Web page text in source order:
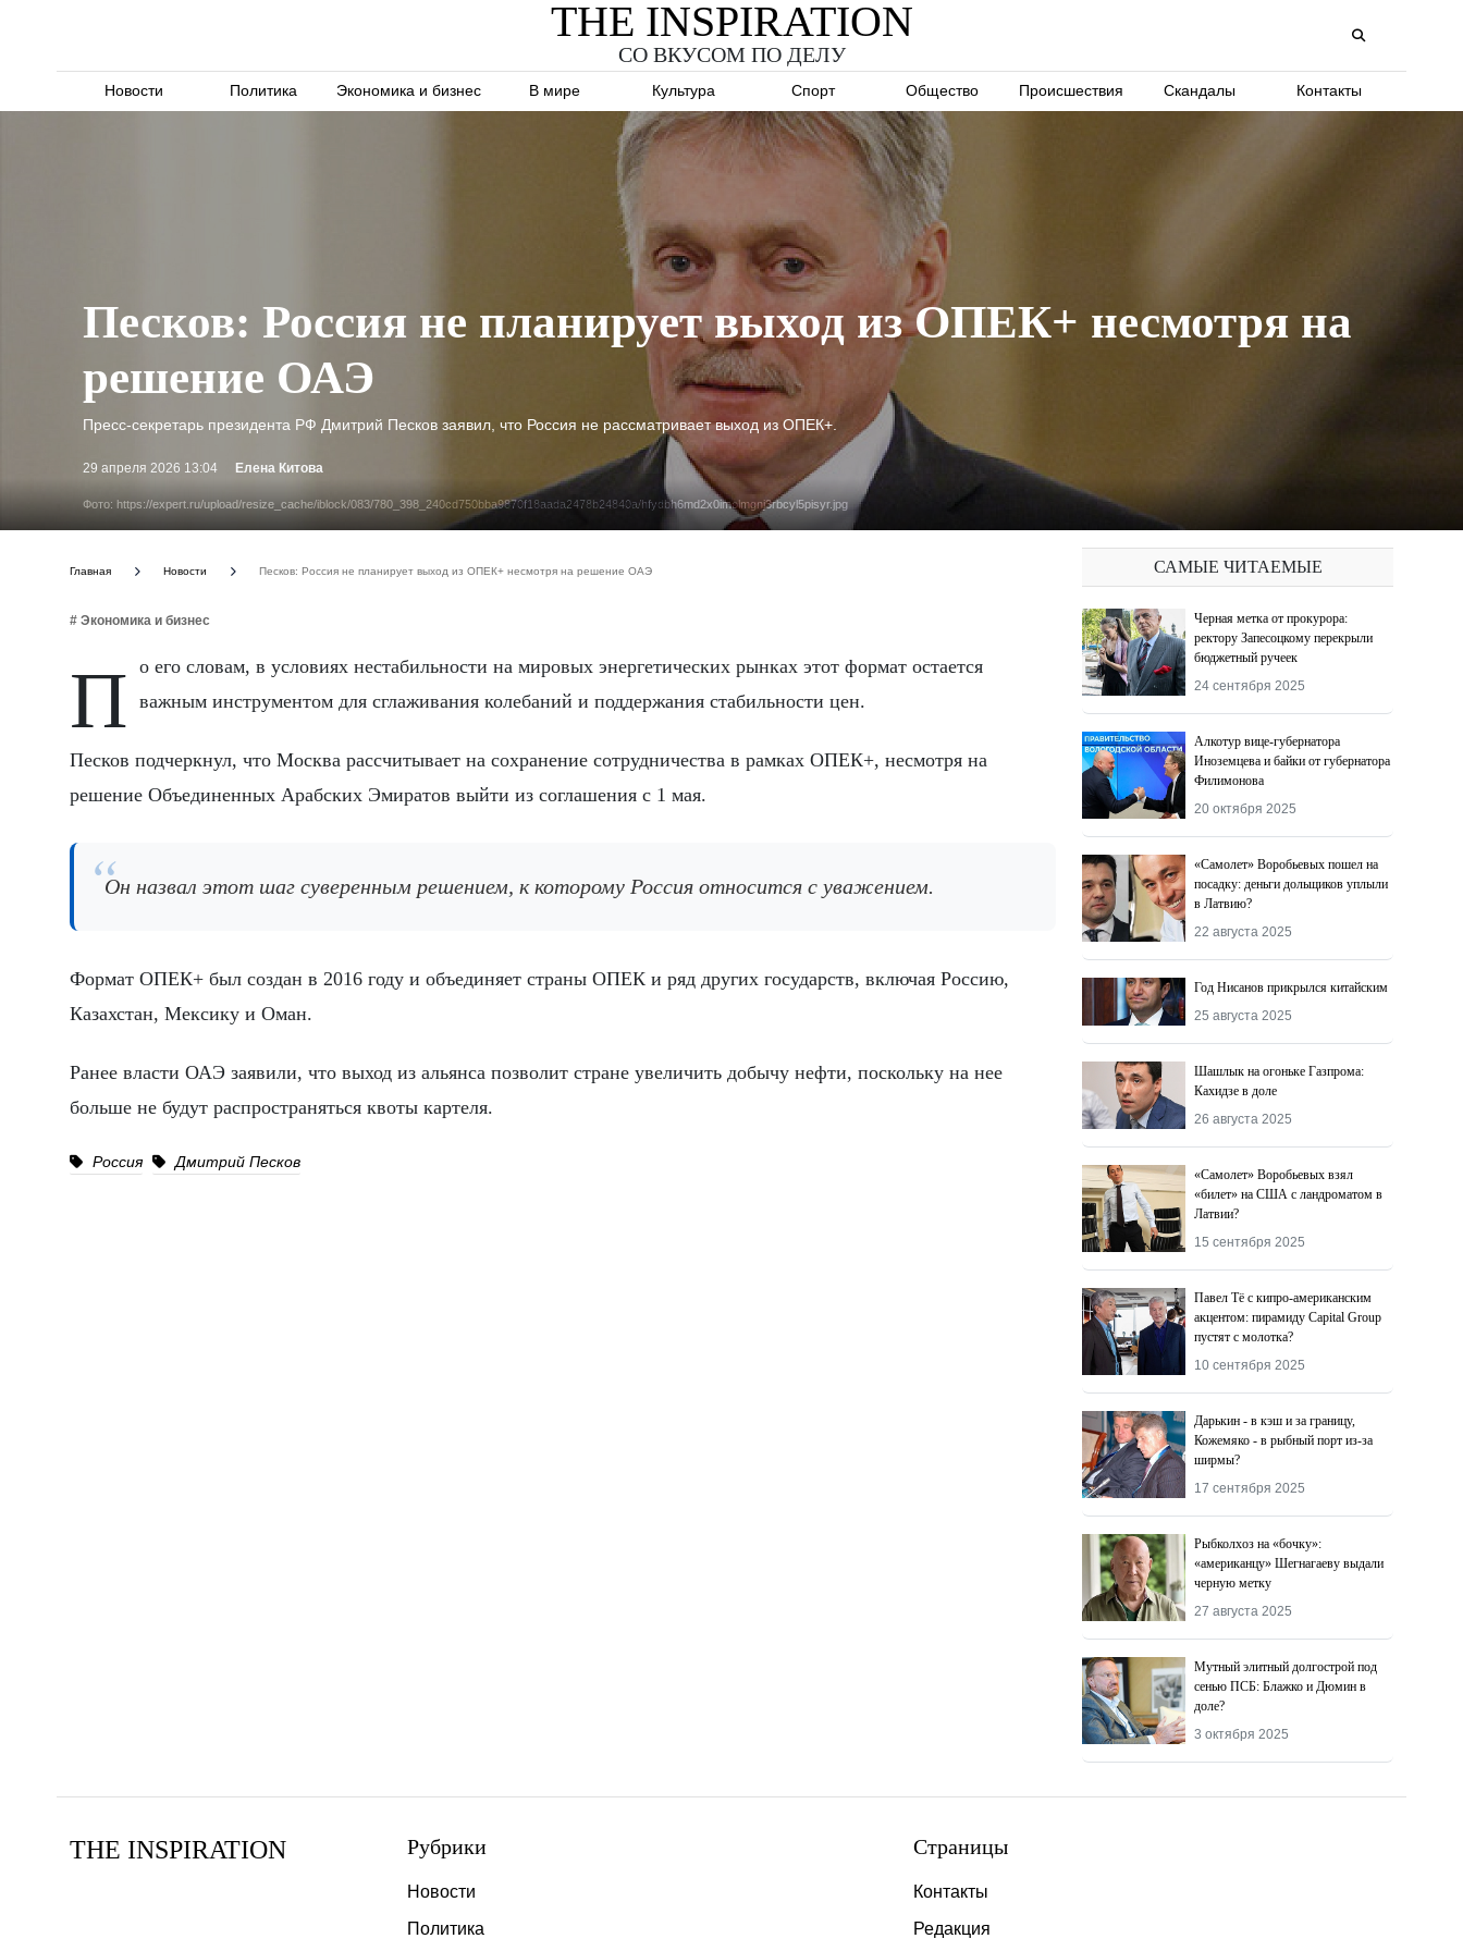
THE INSPIRATION
СО ВКУСОМ ПО ДЕЛУ
Новости Политика Экономика и бизнес В мире Культура Спорт Общество Происшествия Скандалы Контакты
Фото: https://expert.ru/upload/resize_cache/iblock/083/780_398_240cd750bba9870f18aada2478b24840a/hfydbh6md2x0imolmgnj3rbcyl5pisyr.jpg
Песков: Россия не планирует выход из ОПЕК+ несмотря на
решение ОАЭ
Пресс-секретарь президента РФ Дмитрий Песков заявил, что Россия не рассматривает выход из ОПЕК+.
29 апреля 2026 13:04 Елена Китова
Главная Новости Песков: Россия не планирует выход из ОПЕК+ несмотря на решение ОАЭ
# Экономика и бизнес
По его словам, в условиях нестабильности на мировых энергетических рынках этот формат остается важным инструментом для сглаживания колебаний и поддержания стабильности цен.
Песков подчеркнул, что Москва рассчитывает на сохранение сотрудничества в рамках ОПЕК+, несмотря на
решение Объединенных Арабских Эмиратов выйти из соглашения с 1 мая.
Он назвал этот шаг суверенным решением, к которому Россия относится с уважением.
Формат ОПЕК+ был создан в 2016 году и объединяет страны ОПЕК и ряд других государств, включая Россию,
Казахстан, Мексику и Оман.
Ранее власти ОАЭ заявили, что выход из альянса позволит стране увеличить добычу нефти, поскольку на нее
больше не будут распространяться квоты картеля.
Россия Дмитрий Песков
САМЫЕ ЧИТАЕМЫЕ
Черная метка от прокурора:
ректору Запесоцкому перекрыли
бюджетный ручеек
24 сентября 2025
Алкотур вице-губернатора
Иноземцева и байки от губернатора
Филимонова
20 октября 2025
«Самолет» Воробьевых пошел на
посадку: деньги дольщиков уплыли
в Латвию?
22 августа 2025
Год Нисанов прикрылся китайским
25 августа 2025
Шашлык на огоньке Газпрома:
Кахидзе в доле
26 августа 2025
«Самолет» Воробьевых взял
«билет» на США с ландроматом в
Латвии?
15 сентября 2025
Павел Тё с кипро-американским
акцентом: пирамиду Capital Group
пустят с молотка?
10 сентября 2025
Дарькин - в кэш и за границу,
Кожемяко - в рыбный порт из-за
ширмы?
17 сентября 2025
Рыбколхоз на «бочку»:
«американцу» Шегнагаеву выдали
черную метку
27 августа 2025
Мутный элитный долгострой под
сенью ПСБ: Блажко и Дюмин в
доле?
3 октября 2025
THE INSPIRATION Рубрики
Новости
Политика
Страницы
Контакты
Редакция